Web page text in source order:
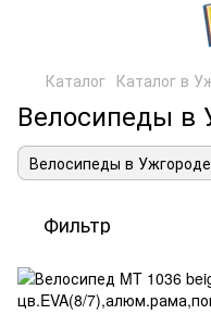
Каталог Каталог в
Велосипеды в
Велосипеды в Ужгороде
Фильтр